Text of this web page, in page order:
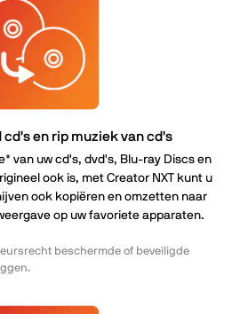
cd's en rip muziek van cd's
van uw cd's, dvd's, Blu-ray Discs en
ook is, met Creator NXT kunt u
ook kopiëren en omzetten naar
op uw favoriete apparaten.
beschermde of beveiligde